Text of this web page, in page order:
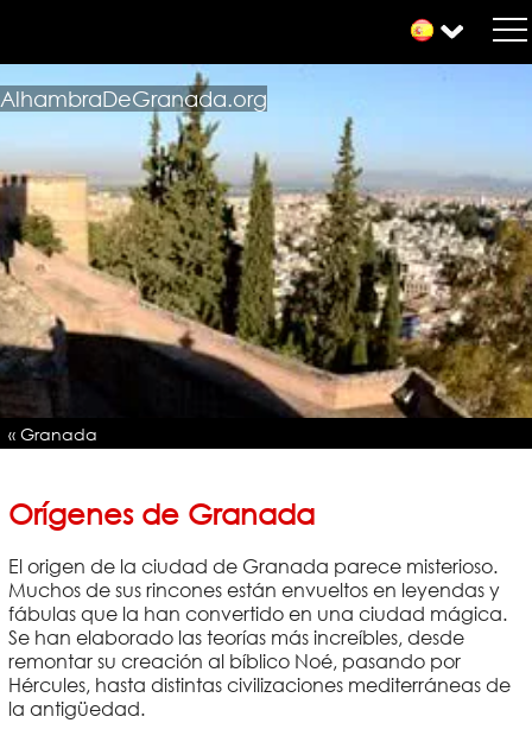
AlhambraDeGranada.org
« Granada
Orígenes de Granada
El origen de la ciudad de Granada parece misterioso.
Muchos de sus rincones están envueltos en leyendas y
fábulas que la han convertido en una ciudad mágica.
Se han elaborado las teorías más increíbles, desde
remontar su creación al bíblico Noé, pasando por
Hércules, hasta distintas civilizaciones mediterráneas de
la antigüedad.